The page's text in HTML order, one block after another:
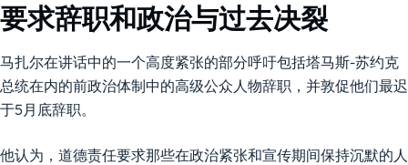
要求辞职和政治与过去决裂
马扎尔在讲话中的一个高度紧张的部分呼吁包括塔马斯-苏约克
总统在内的前政治体制中的高级公众人物辞职，并敦促他们最迟
于5月底辞职。
他认为，道德责任要求那些在政治紧张和宣传期间保持沉默的人